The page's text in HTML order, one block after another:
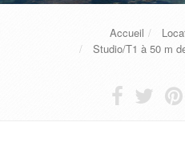
Accueil
Studio/T1 à 50 m